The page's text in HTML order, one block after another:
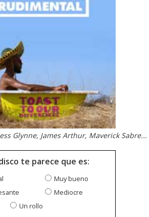
Glynne, James Arthur, Maverick Sabre...
te parece que es:
Muy bueno
Mediocre
Un rollo